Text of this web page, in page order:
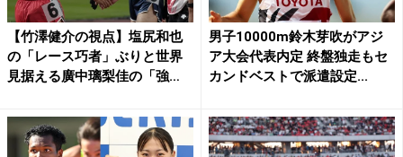
【竹澤健介の視点】塩尻和也
の「レース巧者」ぶりと世界
見据える廣中璃梨佳の「強
男子10000m鈴木芽吹がアジ
ア大会代表内定 終盤独走もセ
カンドベストで派遣設定...